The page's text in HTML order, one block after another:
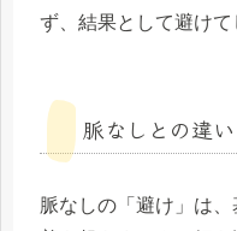
ず、結果として避けて
脈なしとの違
脈なしの「避け」は